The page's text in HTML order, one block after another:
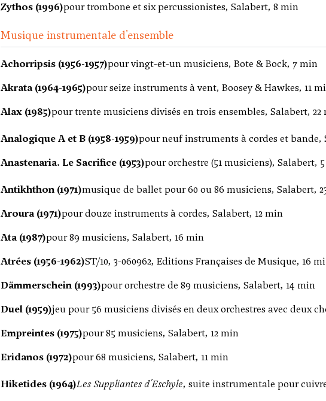
Zythos (1996)pour trombone et six percussionistes, Salabert, 8 min
Musique instrumentale d'ensemble
Achorripsis (1956-1957)pour vingt-et-un musiciens, Bote & Bock, 7 min
Akrata (1964-1965)pour seize instruments à vent, Boosey & Hawkes, 11
Alax (1985)pour trente musiciens divisés en trois ensembles, Salabert, 22
Analogique A et B (1958-1959)pour neuf instruments à cordes et bande,
Anastenaria. Le Sacrifice (1953)pour orchestre (51 musiciens), Salabert,
Antikhthon (1971)musique de ballet pour 60 ou 86 musiciens, Salabert,
Aroura (1971)pour douze instruments à cordes, Salabert, 12 min
Ata (1987)pour 89 musiciens, Salabert, 16 min
Atrées (1956-1962)ST/10, 3-060962, Editions Françaises de Musique, 16
Dämmerschein (1993)pour orchestre de 89 musiciens, Salabert, 14 min
Duel (1959)jeu pour 56 musiciens divisés en deux orchestres avec deux
Empreintes (1975)pour 85 musiciens, Salabert, 12 min
Eridanos (1972)pour 68 musiciens, Salabert, 11 min
Hiketides (1964)Les Suppliantes d'Eschyle, suite instrumentale pour